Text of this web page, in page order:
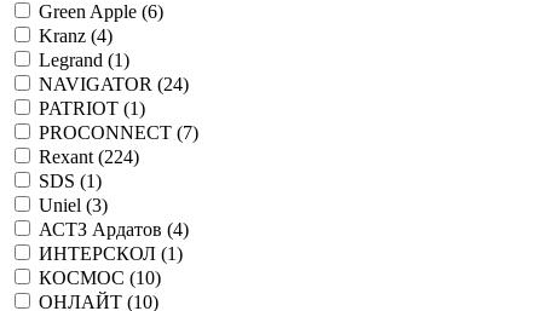
Green Apple (6)
Kranz (4)
Legrand (1)
NAVIGATOR (24)
PATRIOT (1)
PROCONNECT (7)
Rexant (224)
SDS (1)
Uniel (3)
АСТЗ Ардатов (4)
ИНТЕРСКОЛ (1)
КОСМОС (10)
ОНЛАЙТ (10)